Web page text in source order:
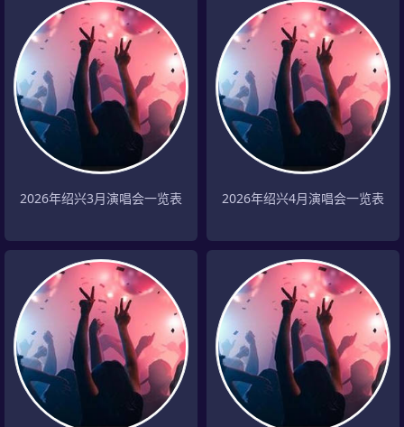
2026年绍兴3月演唱会一览表 2026年绍兴4月演唱会一览表